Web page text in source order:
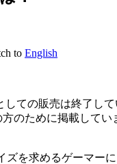
to English
しての販売は終了し
のために掲載して
を求めるゲーマー